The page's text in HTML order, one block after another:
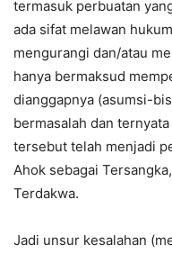
termasuk perbuatan
ada sifat melawan
mengurangi dan/atau
hanya bermaksud
dianggapnya (asumsi-
bermasalah dan
tersebut telah menjadi
Ahok sebagai
Terdakwa.
Jadi unsur kesalahan